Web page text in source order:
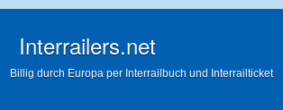
Interrailers.net
Billig durch Europa per Interrailbuch und Interrailticket